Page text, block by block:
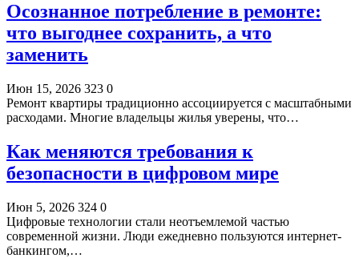
Осознанное потребление в ремонте:
что выгоднее сохранить, а что
заменить
Июн 15, 2026 323 0
Ремонт квартиры традиционно ассоциируется с масштабными
расходами. Многие владельцы жилья уверены, что…
Как меняются требования к
безопасности в цифровом мире
Июн 5, 2026 324 0
Цифровые технологии стали неотъемлемой частью
современной жизни. Люди ежедневно пользуются интернет-
банкингом,…